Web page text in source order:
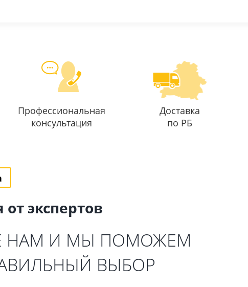
Профессиональная
консультация
Доставка
по РБ
экспертов
НАМ И МЫ ПОМОЖЕМ
ВЫБОР